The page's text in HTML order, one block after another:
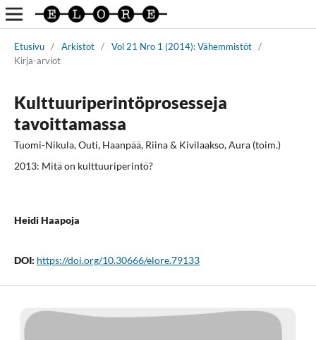
Etusivu / Arkistot / Vol 21 Nro 1 (2014): Vähemmistöt /
Kirja-arviot
Kulttuuriperintöprosesseja
tavoittamassa
Tuomi-Nikula, Outi, Haanpää, Riina & Kivilaakso, Aura (toim.)
2013: Mitä on kulttuuriperintö?
Heidi Haapoja
DOI: https://doi.org/10.30666/elore.79133